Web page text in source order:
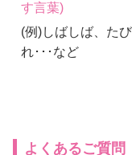
す言葉)
(例)しばしば、た
れ･･･など
よくあるご質問